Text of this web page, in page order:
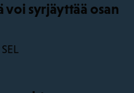
voi syrjäyttää osan